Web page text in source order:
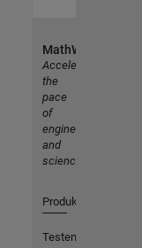
MathWorks
Accelerating
the
pace
of
engineering
and
science
Produkte
Testen oder Kaufen